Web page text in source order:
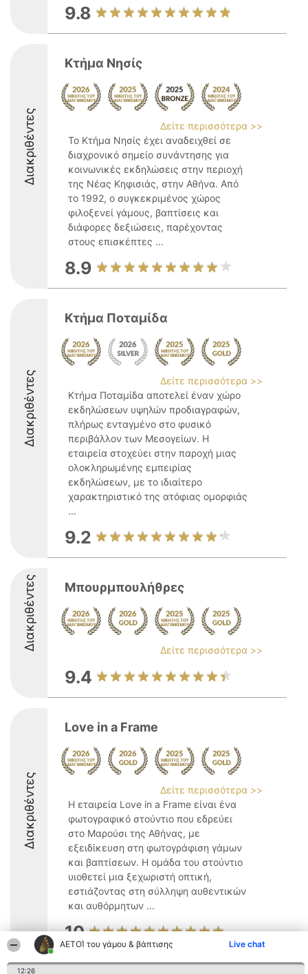
ΑΕΤΟΊ του γάμου & βάπτισης Live chat
12:26
9.8
Διακριθέντες
Κτήμα Νησίς
Δείτε περισσότερα >>
Το Κτήμα Νησίς έχει αναδειχθεί σε
διαχρονικό σημείο συνάντησης για
κοινωνικές εκδηλώσεις στην περιοχή
της Νέας Κηφισιάς, στην Αθήνα. Από
το 1992, ο συγκεκριμένος χώρος
φιλοξενεί γάμους, βαπτίσεις και
διάφορες δεξιώσεις, παρέχοντας
στους επισκέπτες ...
8.9
Διακριθέντες
Κτήμα Ποταμίδα
Δείτε περισσότερα >>
Κτήμα Ποταμίδα αποτελεί έναν χώρο
εκδηλώσεων υψηλών προδιαγραφών,
πλήρως ενταγμένο στο φυσικό
περιβάλλον των Μεσογείων. Η
εταιρεία στοχεύει στην παροχή μιας
ολοκληρωμένης εμπειρίας
εκδηλώσεων, με το ιδιαίτερο
χαρακτηριστικό της ατόφιας ομορφιάς
...
9.2
Διακριθέντες Μπουρμπουλήθρες
Δείτε περισσότερα >>
9.4
Διακριθέντες
Love in a Frame
Δείτε περισσότερα >>
Η εταιρεία Love in a Frame είναι ένα
φωτογραφικό στούντιο που εδρεύει
στο Μαρούσι της Αθήνας, με
εξειδίκευση στη φωτογράφιση γάμων
και βαπτίσεων. Η ομάδα του στούντιο
υιοθετεί μια ξεχωριστή οπτική,
εστιάζοντας στη σύλληψη αυθεντικών
και αυθόρμητων ...
10